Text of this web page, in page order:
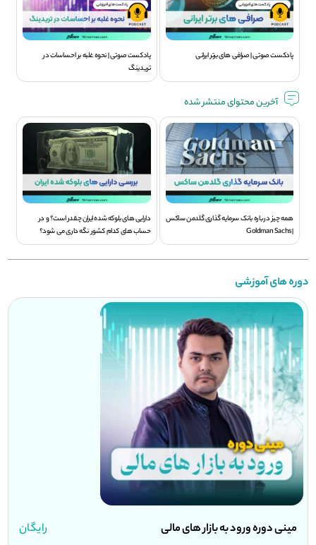
پادکست صوتی | صرافی های برتر ایرانی
پادکست صوتی | نحوه غلبه بر احساسات در
تریدینگ
آخرین محتوای منتشر شده
همه چیز درباره بانک سرمایه گذاری گلدمن ساکس
| Goldman Sachs
دارایی های بلوکه شده ایران چقدر است؟ و در
حساب های کدام کشور نگه داری می شود؟
دوره های آموزشی
مینی دوره ورود به بازار های مالی رایگان